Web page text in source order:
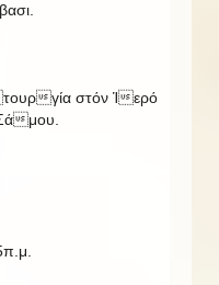
γία στόν Ἱερό
μου.